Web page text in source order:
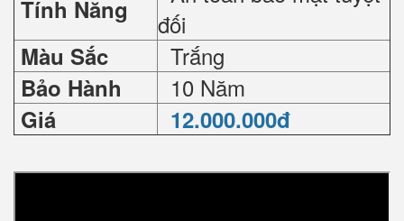
Tính Năng
đối
Màu Sắc Trắng
Bảo Hành 10 Năm
Giá 12.000.000đ